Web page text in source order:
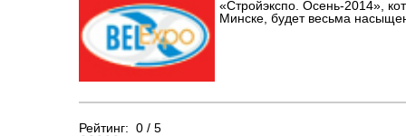
«Стройэкспо. Осень-2014»,
Минске, будет весьма
Рейтинг: 0 / 5